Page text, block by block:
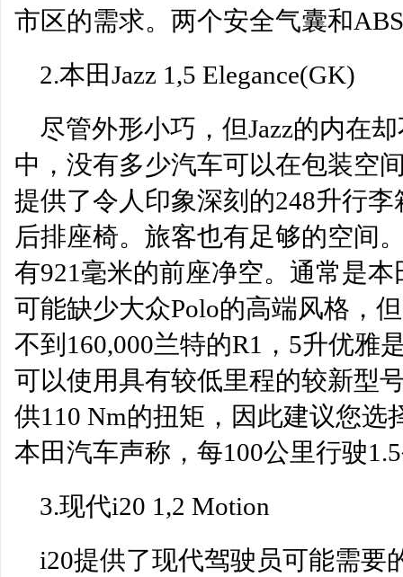
市区的需求。两个安全气囊和
2.本田Jazz 1,5 Elegance(GK)
尽管外形小巧，但Jazz的内在
中，没有多少汽车可以在包装空
提供了令人印象深刻的248升行
后排座椅。旅客也有足够的空间
有921毫米的前座净空。通常是
可能缺少大众Polo的高端风格，
不到160,000兰特的R1，5升优雅
可以使用具有较低里程的较新型
供110 Nm的扭矩，因此建议您
本田汽车声称，每100公里行驶
3.现代i20 1,2 Motion
i20提供了现代驾驶员可能需要